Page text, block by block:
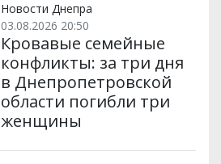
Новости Днепра
03.08.2026 20:50
Кровавые семейные
конфликты: за три дня
в Днепропетровской
области погибли три
женщины